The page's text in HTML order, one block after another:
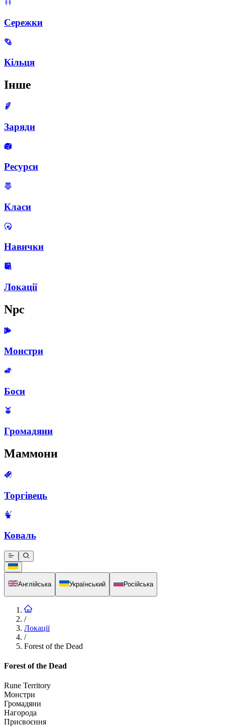
Сережки
Кільця
Інше
Заряди
Ресурси
Класи
Навички
Локації
Npc
Монстри
Боси
Громадяни
Маммони
Торгівець
Коваль
Англійська Український Російська
/
Локації
/
Forest of the Dead
Forest of the Dead
Rune Territory
Монстри
Громадяни
Нагорода
Присвоєння